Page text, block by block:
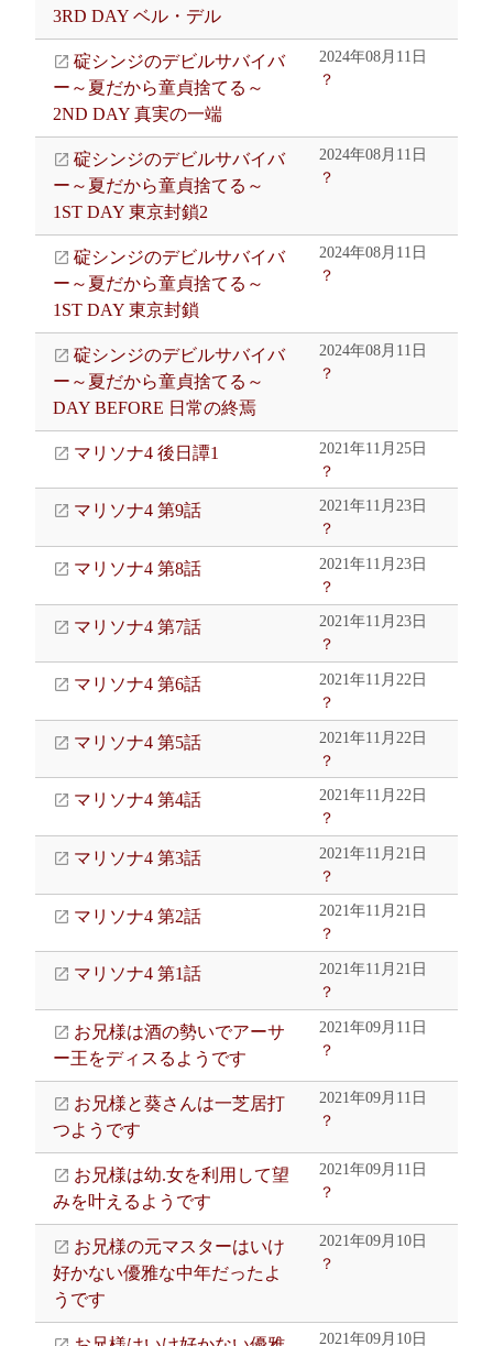
3RD DAY ベル・デル
碇シンジのデビルサバイバ
ー～夏だから童貞捨てる～
2ND DAY 真実の一端
2024年08月11日
？
碇シンジのデビルサバイバ
ー～夏だから童貞捨てる～
1ST DAY 東京封鎖2
2024年08月11日
？
碇シンジのデビルサバイバ
ー～夏だから童貞捨てる～
1ST DAY 東京封鎖
2024年08月11日
？
碇シンジのデビルサバイバ
ー～夏だから童貞捨てる～
DAY BEFORE 日常の終焉
2024年08月11日
？
マリソナ4 後日譚1
2021年11月25日
？
マリソナ4 第9話
2021年11月23日
？
マリソナ4 第8話
2021年11月23日
？
マリソナ4 第7話
2021年11月23日
？
マリソナ4 第6話
2021年11月22日
？
マリソナ4 第5話
2021年11月22日
？
マリソナ4 第4話
2021年11月22日
？
マリソナ4 第3話
2021年11月21日
？
マリソナ4 第2話
2021年11月21日
？
マリソナ4 第1話
2021年11月21日
？
お兄様は酒の勢いでアーサ
ー王をディスるようです
2021年09月11日
？
お兄様と葵さんは一芝居打
つようです
2021年09月11日
？
お兄様は幼.女を利用して望
みを叶えるようです
2021年09月11日
？
お兄様の元マスターはいけ
好かない優雅な中年だったよ
うです
2021年09月10日
？
2021年09月10日